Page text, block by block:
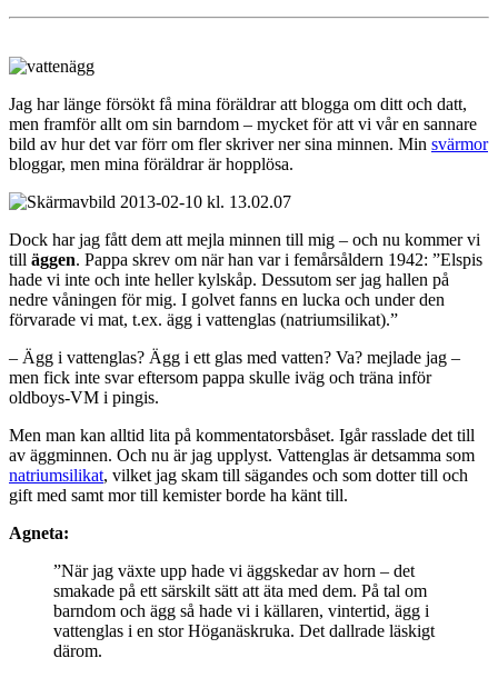
Jag har länge försökt få mina föräldrar att blogga om ditt och datt,
men framför allt om sin barndom – mycket för att vi vår en sannare
bild av hur det var förr om fler skriver ner sina minnen. Min svärmor
bloggar, men mina föräldrar är hopplösa.
Dock har jag fått dem att mejla minnen till mig – och nu kommer vi
till äggen. Pappa skrev om när han var i femårsåldern 1942: ”Elspis
hade vi inte och inte heller kylskåp. Dessutom ser jag hallen på
nedre våningen för mig. I golvet fanns en lucka och under den
förvarade vi mat, t.ex. ägg i vattenglas (natriumsilikat).”
– Ägg i vattenglas? Ägg i ett glas med vatten? Va? mejlade jag –
men fick inte svar eftersom pappa skulle iväg och träna inför
oldboys-VM i pingis.
Men man kan alltid lita på kommentatorsbåset. Igår rasslade det till
av äggminnen. Och nu är jag upplyst. Vattenglas är detsamma som
natriumsilikat, vilket jag skam till sägandes och som dotter till och
gift med samt mor till kemister borde ha känt till.
Agneta:
”När jag växte upp hade vi äggskedar av horn – det
smakade på ett särskilt sätt att äta med dem. På tal om
barndom och ägg så hade vi i källaren, vintertid, ägg i
vattenglas i en stor Höganäskruka. Det dallrade läskigt
därom.